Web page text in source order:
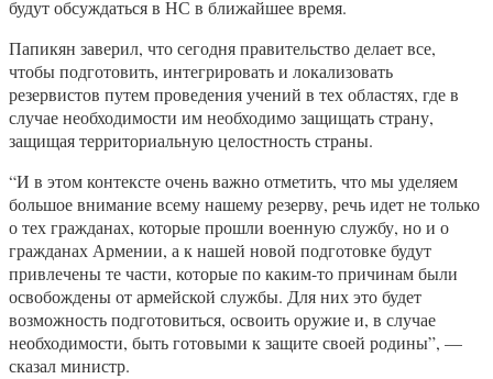
будут обсуждаться в НС в ближайшее время.
Папикян заверил, что сегодня правительство делает все,
чтобы подготовить, интегрировать и локализовать
резервистов путем проведения учений в тех областях, где в
случае необходимости им необходимо защищать страну,
защищая территориальную целостность страны.
“И в этом контексте очень важно отметить, что мы уделяем
большое внимание всему нашему резерву, речь идет не только
о тех гражданах, которые прошли военную службу, но и о
гражданах Армении, а к нашей новой подготовке будут
привлечены те части, которые по каким-то причинам были
освобождены от армейской службы. Для них это будет
возможность подготовиться, освоить оружие и, в случае
необходимости, быть готовыми к защите своей родины”, —
сказал министр.